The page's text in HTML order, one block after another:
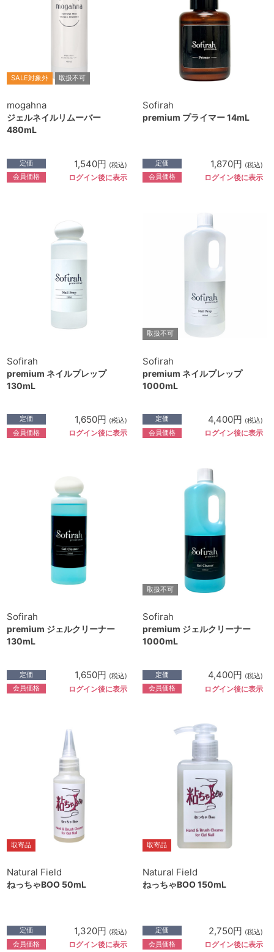
SALE対象外 取扱不可
mogahna
ジェルネイルリムーバー
480mL
定価 1,540円 (税込)
会員価格 ログイン後に表示
Sofirah
premium プライマー 14mL
定価 1,870円 (税込)
会員価格 ログイン後に表示
Sofirah
premium ネイルプレップ
130mL
定価 1,650円 (税込)
会員価格 ログイン後に表示
取扱不可
Sofirah
premium ネイルプレップ
1000mL
定価 4,400円 (税込)
会員価格 ログイン後に表示
Sofirah
premium ジェルクリーナー
130mL
定価 1,650円 (税込)
会員価格 ログイン後に表示
取扱不可
Sofirah
premium ジェルクリーナー
1000mL
定価 4,400円 (税込)
会員価格 ログイン後に表示
取寄品
Natural Field
ねっちゃBOO 50mL
定価 1,320円 (税込)
会員価格 ログイン後に表示
取寄品
Natural Field
ねっちゃBOO 150mL
定価 2,750円 (税込)
会員価格 ログイン後に表示